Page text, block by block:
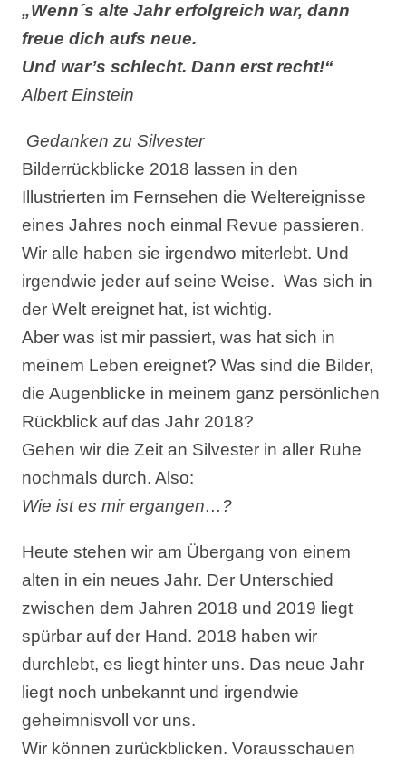
„Wenn´s alte Jahr erfolgreich war, dann
freue dich aufs neue.
Und war’s schlecht. Dann erst recht!“
Albert Einstein
Gedanken zu Silvester
Bilderrückblicke 2018 lassen in den
Illustrierten im Fernsehen die Weltereignisse
eines Jahres noch einmal Revue passieren.
Wir alle haben sie irgendwo miterlebt. Und
irgendwie jeder auf seine Weise. Was sich in
der Welt ereignet hat, ist wichtig.
Aber was ist mir passiert, was hat sich in
meinem Leben ereignet? Was sind die Bilder,
die Augenblicke in meinem ganz persönlichen
Rückblick auf das Jahr 2018?
Gehen wir die Zeit an Silvester in aller Ruhe
nochmals durch. Also:
Wie ist es mir ergangen…?
Heute stehen wir am Übergang von einem
alten in ein neues Jahr. Der Unterschied
zwischen dem Jahren 2018 und 2019 liegt
spürbar auf der Hand. 2018 haben wir
durchlebt, es liegt hinter uns. Das neue Jahr
liegt noch unbekannt und irgendwie
geheimnisvoll vor uns.
Wir können zurückblicken. Vorausschauen